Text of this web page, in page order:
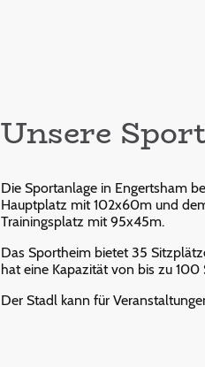
Unsere
Die Sportanlage in Engertsham
Hauptplatz mit 102x60m und
Trainingsplatz mit 95x45m.
Das Sportheim bietet 35
hat eine Kapazität von bis zu 100
Der Stadl kann für